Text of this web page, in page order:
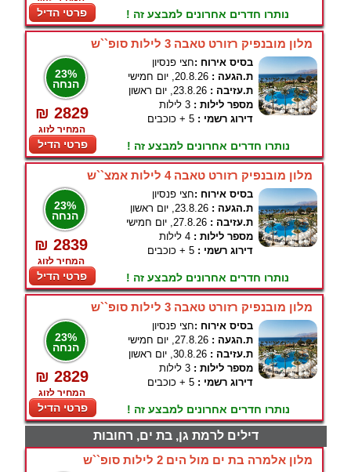
פרטי הדיל נותרו חדרים אחרונים למבצע זה !
מלון מובנפיק רזורט טאבה 3 לילות סופ``ש
23%
הנחה
₪ 2829
המחיר לזוג
פרטי הדיל
בסיס אירוח :חצי פנסיון
ת.הגעה : 20.8.26, יום חמישי
ת.עזיבה : 23.8.26, יום ראשון
מספר לילות : 3 לילות
דירוג רשמי : 5 + כוכבים
נותרו חדרים אחרונים למבצע זה !
מלון מובנפיק רזורט טאבה 4 לילות אמצ``ש
23%
הנחה
₪ 2839
המחיר לזוג
פרטי הדיל
בסיס אירוח :חצי פנסיון
ת.הגעה : 23.8.26, יום ראשון
ת.עזיבה : 27.8.26, יום חמישי
מספר לילות : 4 לילות
דירוג רשמי : 5 + כוכבים
נותרו חדרים אחרונים למבצע זה !
מלון מובנפיק רזורט טאבה 3 לילות סופ``ש
23%
הנחה
₪ 2829
המחיר לזוג
פרטי הדיל
בסיס אירוח :חצי פנסיון
ת.הגעה : 27.8.26, יום חמישי
ת.עזיבה : 30.8.26, יום ראשון
מספר לילות : 3 לילות
דירוג רשמי : 5 + כוכבים
נותרו חדרים אחרונים למבצע זה !
דילים לרמת גן, בת ים, רחובות
מלון אלמרה בת ים מול הים 2 לילות סופ``ש